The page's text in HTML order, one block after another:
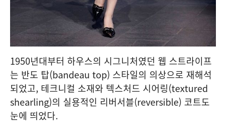
1950년대부터 하우스의 시그니처였던 웹 스트라이프
는 반도 탑(bandeau top) 스타일의 의상으로 재해석
되었고, 테크니컬 소재와 텍스처드 시어링(textured
shearling)의 실용적인 리버서블(reversible) 코트도
눈에 띄었다.